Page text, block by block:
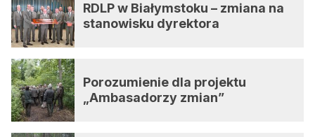
RDLP w Białymstoku – zmiana na
stanowisku dyrektora
Porozumienie dla projektu
„Ambasadorzy zmian”